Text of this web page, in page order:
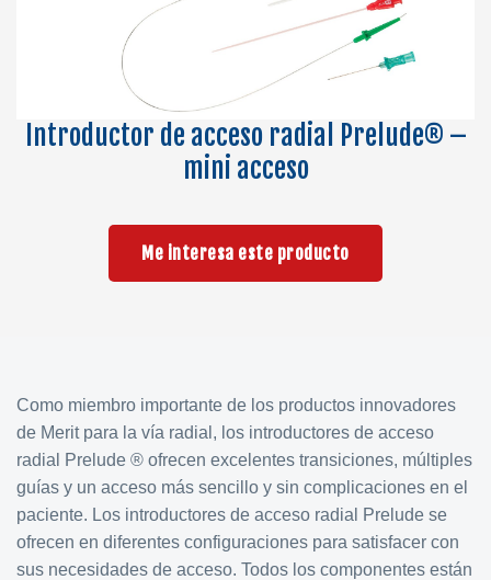
Introductor de acceso radial Prelude® –
mini acceso
Me interesa este producto
Como miembro importante de los productos innovadores
de Merit para la vía radial, los introductores de acceso
radial Prelude ® ofrecen excelentes transiciones, múltiples
guías y un acceso más sencillo y sin complicaciones en el
paciente. Los introductores de acceso radial Prelude se
ofrecen en diferentes configuraciones para satisfacer con
sus necesidades de acceso. Todos los componentes están